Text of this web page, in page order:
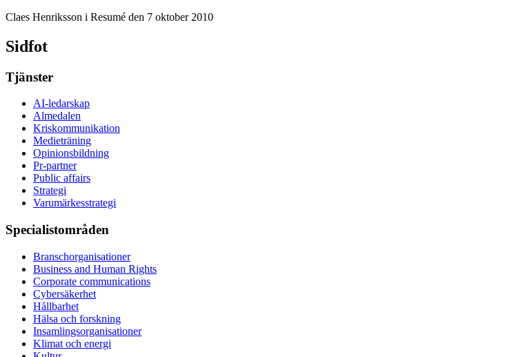
Claes Henriksson i Resumé den 7 oktober 2010
Sidfot
Tjänster
AI-ledarskap
Almedalen
Kris­kommunikation
Medieträning
Opinionsbildning
Pr-partner
Public affairs
Strategi
Varumärkesstrategi
Specialistområden
Branschorganisationer
Business and Human Rights
Corporate communications
Cybersäkerhet
Hållbarhet
Hälsa och forskning
Insamlingsorganisationer
Klimat och energi